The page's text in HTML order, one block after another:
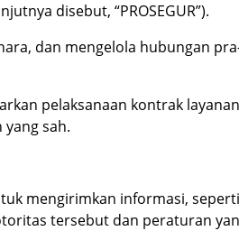
disebut, “PROSEGUR”).
dan mengelola hubungan
pelaksanaan kontrak
sah.
mengirimkan informasi,
tersebut dan peraturan